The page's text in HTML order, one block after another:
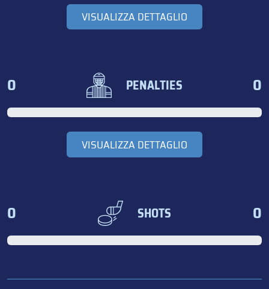
VISUALIZZA DETTAGLIO
0 PENALTIES 0
VISUALIZZA DETTAGLIO
0 SHOTS 0